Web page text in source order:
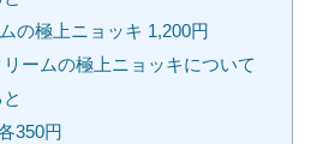
の極上ニョッキ 1,200円
ームの極上ニョッキについて
350円